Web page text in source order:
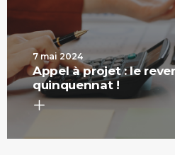
7 mai 2024
Appel à projet : le
quinquennat !